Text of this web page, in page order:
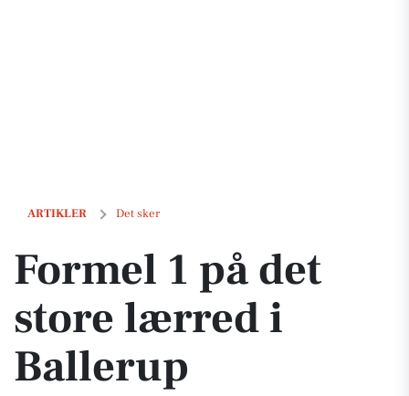
ARTIKLER Det sker
Formel 1 på det store lærred i Ballerup
Formel 1 på det
store lærred i
Ballerup